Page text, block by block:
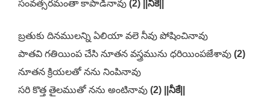
సంవత్సరమంతా కాపాడినావు (2) ||నీకే||
బ్రతుకు దినములన్ని ఏలియా వలె నీవు పోషించినావు
పాతవి గతియింప చేసి నూతన వస్త్రమును ధరియింపజేశావు (2)
నూతన క్రియలతో నను నింపినావు
సరి కొత్త తైలముతో నను అంటినావు (2) ||నీకే||